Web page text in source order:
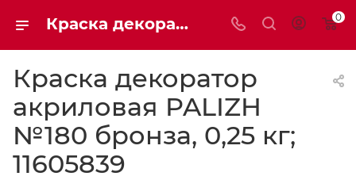
Краска декоратор акриловая PALIZH №180 бронза, 0,25 кг; 11605839 | Мaxim-stroy 0
Краска декоратор
акриловая PALIZH
№180 бронза, 0,25 кг;
11605839